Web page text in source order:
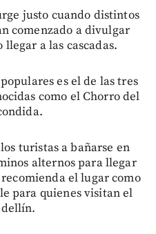
justo cuando distintos
comenzado a divulgar
a las cascadas.
es el de las tres
como el Chorro del
turistas a bañarse en
alternos para llegar
recomienda el lugar como
para quienes visitan el